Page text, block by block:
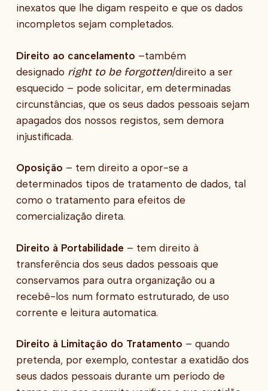
inexatos que lhe digam respeito e que os dados
incompletos sejam completados.
Direito ao cancelamento –também
designado right to be forgotten/direito a ser
esquecido – pode solicitar, em determinadas
circunstâncias, que os seus dados pessoais sejam
apagados dos nossos registos, sem demora
injustificada.
Oposição – tem direito a opor-se a
determinados tipos de tratamento de dados, tal
como o tratamento para efeitos de
comercialização direta.
Direito à Portabilidade – tem direito à
transferência dos seus dados pessoais que
conservamos para outra organização ou a
recebê-los num formato estruturado, de uso
corrente e leitura automatica.
Direito à Limitação do Tratamento – quando
pretenda, por exemplo, contestar a exatidão dos
seus dados pessoais durante um período de